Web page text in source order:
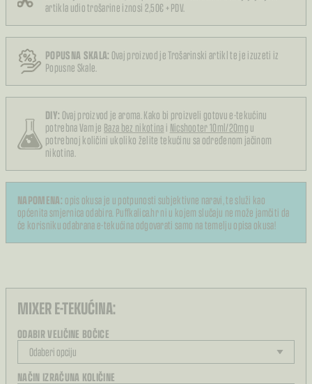
artikla udio trošarine iznosi 2,50€ + PDV.
POPUSNA SKALA: Ovaj proizvod je Trošarinski artikl te je izuzeti iz
Popusne Skale.
DIY: Ovaj proizvod je aroma. Kako bi proizveli gotovu e-tekućinu
potrebna Vam je Baza bez nikotinai Nicshooter 10ml/20mgu
potrebnoj količini ukoliko želite tekućinu sa određenom jačinom
nikotina.
NAPOMENA: opis okusa je u potpunosti subjektivne naravi, te služi kao
općenita smjernica odabira. Puffkalica.hr ni u kojem slučaju ne može jamčiti da
će korisniku odabrana e-tekućina odgovarati samo na temelju opisa okusa!
MIXER E-TEKUĆINA:
ODABIR VELIČINE BOČICE
NAČIN IZRAČUNA KOLIČINE